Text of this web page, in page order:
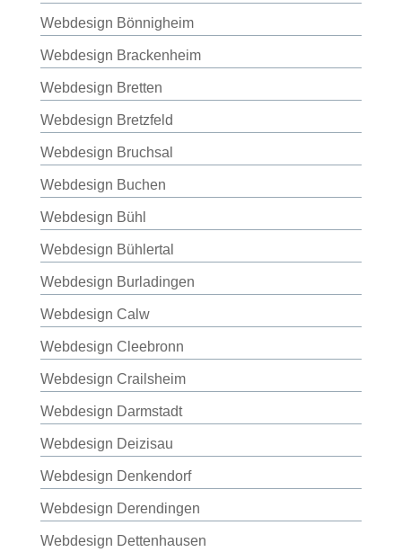
Webdesign Bönnigheim
Webdesign Brackenheim
Webdesign Bretten
Webdesign Bretzfeld
Webdesign Bruchsal
Webdesign Buchen
Webdesign Bühl
Webdesign Bühlertal
Webdesign Burladingen
Webdesign Calw
Webdesign Cleebronn
Webdesign Crailsheim
Webdesign Darmstadt
Webdesign Deizisau
Webdesign Denkendorf
Webdesign Derendingen
Webdesign Dettenhausen